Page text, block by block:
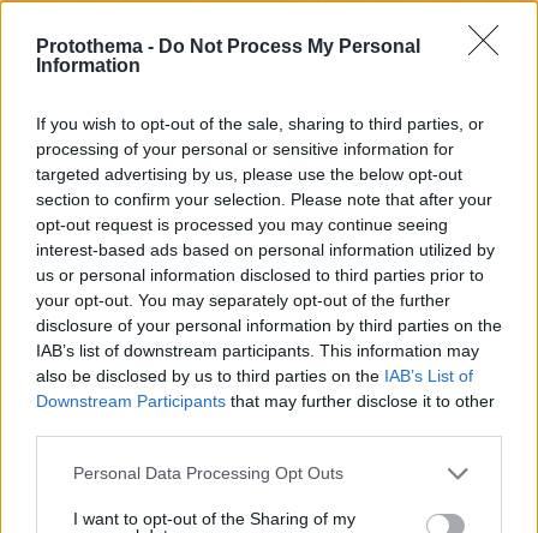
Protothema - Do Not Process My Personal
Information
If you wish to opt-out of the sale, sharing to third parties, or
processing of your personal or sensitive information for
targeted advertising by us, please use the below opt-out
section to confirm your selection. Please note that after your
opt-out request is processed you may continue seeing
interest-based ads based on personal information utilized by
us or personal information disclosed to third parties prior to
your opt-out. You may separately opt-out of the further
disclosure of your personal information by third parties on the
IAB’s list of downstream participants. This information may
also be disclosed by us to third parties on the IAB’s List of
Downstream Participants that may further disclose it to other
Please note that this website/app uses one or more Google
not limited to your visit or usage behaviour. You may click to
Personal Data Processing Opt Outs
I want to opt-out of the Sharing of my
μπορεί να είναι αντικείμενο φημών ή σεναρίων
που παρουσιάζονται ως πραγματικά γεγονότα
06.08.2026, 22:24